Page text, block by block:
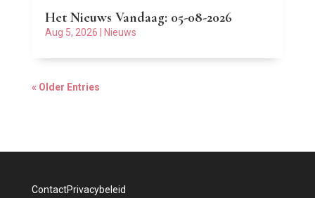
Het Nieuws Vandaag: 05-08-2026
Aug 5, 2026 Nieuws
« Older Entries
ContactPrivacybeleid